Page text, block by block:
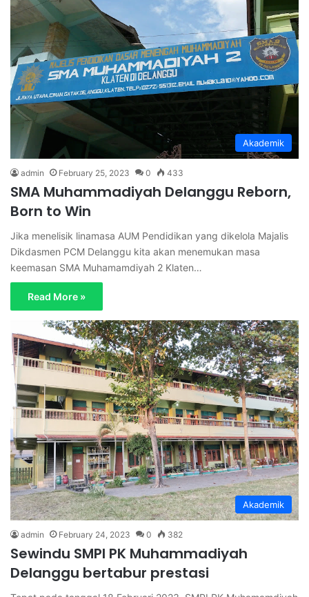
Akademik
admin February 25, 2023 0 433
SMA Muhammadiyah Delanggu Reborn,
Born to Win
Jika menelisik linamasa AUM Pendidikan yang dikelola Majalis
Dikdasmen PCM Delanggu kita akan menemukan masa
keemasan SMA Muhamamdiyah 2 Klaten…
Read More »
Akademik
admin February 24, 2023 0 382
Sewindu SMPI PK Muhammadiyah
Delanggu bertabur prestasi